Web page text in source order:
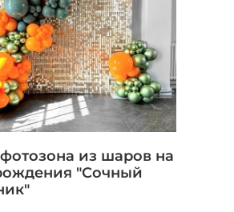
из шаров на
"Сочный